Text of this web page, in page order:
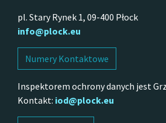
pl. Stary Rynek 1, 09-400 Płock
info@plock.eu
Numery Kontaktowe
Inspektorem ochrony danych jest
Kontakt: iod@plock.eu